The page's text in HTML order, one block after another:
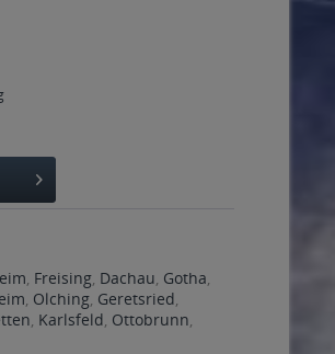
, Freising, Dachau, Gotha,
, Olching, Geretsried,
, Karlsfeld, Ottobrunn,